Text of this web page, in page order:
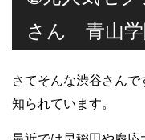
さん 青山学
さてそんな渋谷さんで
知られています。